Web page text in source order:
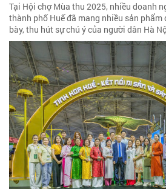
Tại Hội chợ Mùa thu 2025, nhiều doanh
thành phố Huế đã mang nhiều sản
bày, thu hút sự chú ý của người dân Hà